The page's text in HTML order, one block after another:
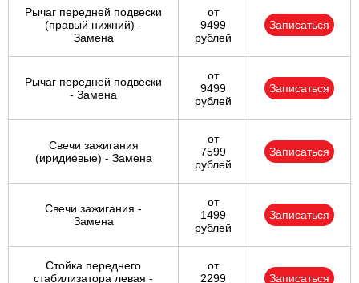
Рычаг передней подвески
(правый нижний) -
Замена
от
9499
рублей
Записаться
Рычаг передней подвески
- Замена
от
9499
рублей
Записаться
Свечи зажигания
(иридиевые) - Замена
от
7599
рублей
Записаться
Свечи зажигания -
Замена
от
1499
рублей
Записаться
Стойка переднего
стабилизатора левая -
от
2299
Записаться